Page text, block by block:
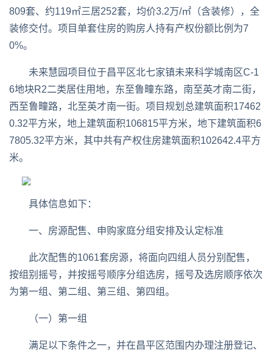
809套、约119㎡三居252套，均价3.2万/㎡（含装修），全
装修交付。项目单套住房的购房人持有产权份额比例为7
0%。
未来慧园项目位于昌平区北七家镇未来科学城南区C-1
6地块R2二类居住用地，东至鲁疃东路，南至英才南二街，
西至鲁疃路，北至英才南一街。项目规划总建筑面积17462
0.32平方米，地上建筑面积106815平方米，地下建筑面积6
7805.32平方米，其中共有产权住房建筑面积102642.4平方
米。
具体信息如下：
一、房源配售、申购家庭分组安排及认定标准
此次配售的1061套房源，将面向四组人员分别配售，
按组别摇号，并按摇号顺序分组选房，摇号及选房顺序依次
为第一组、第二组、第三组、第四组。
（一）第一组
满足以下条件之一，并在昌平区范围内办理注册登记、